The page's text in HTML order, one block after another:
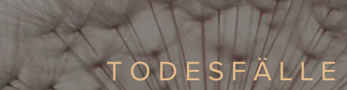
TODESFÄLLE